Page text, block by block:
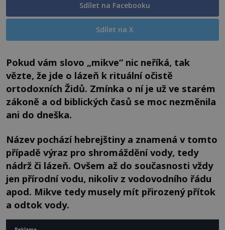
Sdílet na Facebooku
Sdílet na X
Pokud vám slovo „mikve“ nic neříká, tak
vězte, že jde o lázeň k rituální očistě
ortodoxních Židů. Zmínka o ní je už ve starém
zákoně a od biblických časů se moc nezměnila
ani do dneška.
Název pochází hebrejštiny a znamená v tomto
případě výraz pro shromáždění vody, tedy
nádrž či lázeň. Ovšem až do současnosti vždy
jen přírodní vodu, nikoliv z vodovodního řádu
apod. Mikve tedy musely mít přirozený přítok
a odtok vody.